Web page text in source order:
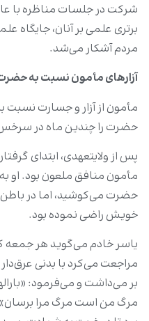
شرکت در جلسات مناظره با
برتری علمی بر آنان، جایگاه
مردم آشکار می‌شد.
آزارهای مأمون نسبت به
مأمون از آزار و جسارت
حضرت را چندین ماه در سرخس
پس از ولایتعهدی، ابتدای
مأمون منافق ملعون بود. او
حضرت می‌کوشید، اما در باطن
خویش راضی نموده بود.
یاسر خادم می‌گوید هر
مراجعت می‌کرد با بدنی عرق‌دار
بر می‌داشت و می‌فرمود:
مرگ من است مرگ مرا